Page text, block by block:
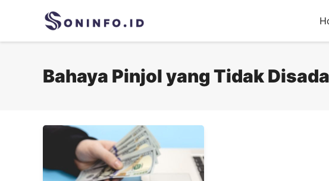
Bahaya Pinjol yang Tidak